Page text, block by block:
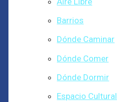
Barrios
Dónde Caminar
Dónde Comer
Dónde Dormir
Espacio Cultural